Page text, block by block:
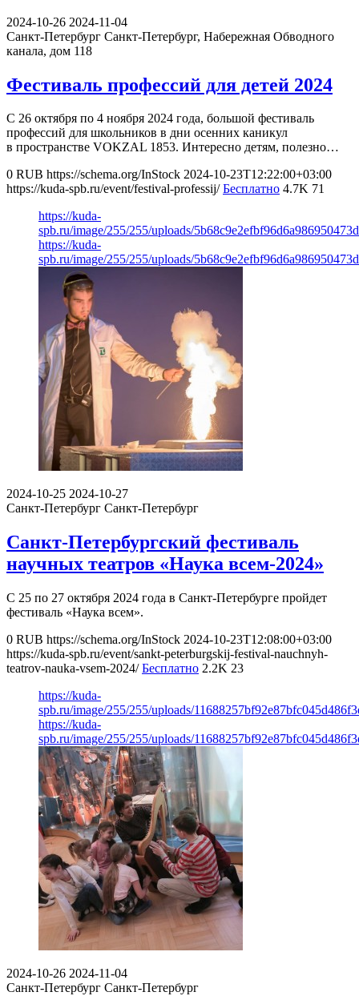
2024-10-26 2024-11-04
Санкт-Петербург Санкт-Петербург, Набережная Обводного
канала, дом 118
Фестиваль профессий для детей 2024
С 26 октября по 4 ноября 2024 года, большой фестиваль
профессий для школьников в дни осенних каникул
в пространстве VOKZAL 1853. Интересно детям, полезно…
0 RUB https://schema.org/InStock 2024-10-23T12:22:00+03:00
https://kuda-spb.ru/event/festival-professij/ Бесплатно 4.7K 71
https://kuda-
spb.ru/image/255/255/uploads/
https://kuda-
spb.ru/image/255/255/uploads/
2024-10-25 2024-10-27
Санкт-Петербург Санкт-Петербург
Санкт-Петербургский фестиваль
научных театров «Наука всем-2024»
С 25 по 27 октября 2024 года в Санкт-Петербурге пройдет
фестиваль «Наука всем».
0 RUB https://schema.org/InStock 2024-10-23T12:08:00+03:00
https://kuda-spb.ru/event/sankt-peterburgskij-festival-nauchnyh-
teatrov-nauka-vsem-2024/ Бесплатно 2.2K 23
https://kuda-
spb.ru/image/255/255/uploads/
https://kuda-
spb.ru/image/255/255/uploads/
2024-10-26 2024-11-04
Санкт-Петербург Санкт-Петербург